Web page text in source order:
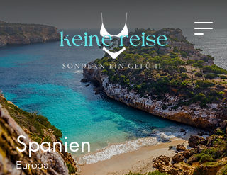
Spanien
Europa